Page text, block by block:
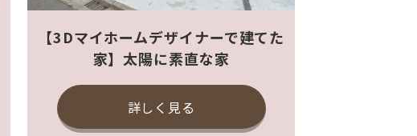
【3Dマイホームデザイナーで建てた
家】太陽に素直な家
詳しく見る